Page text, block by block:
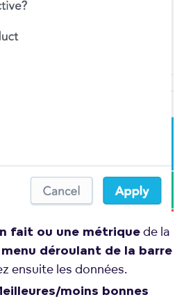
fait ou une métrique de la
menu déroulant de la barre
ensuite les données.
moins bonnes